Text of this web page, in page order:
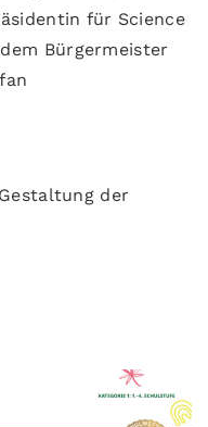
für Science
Bürgermeister
der